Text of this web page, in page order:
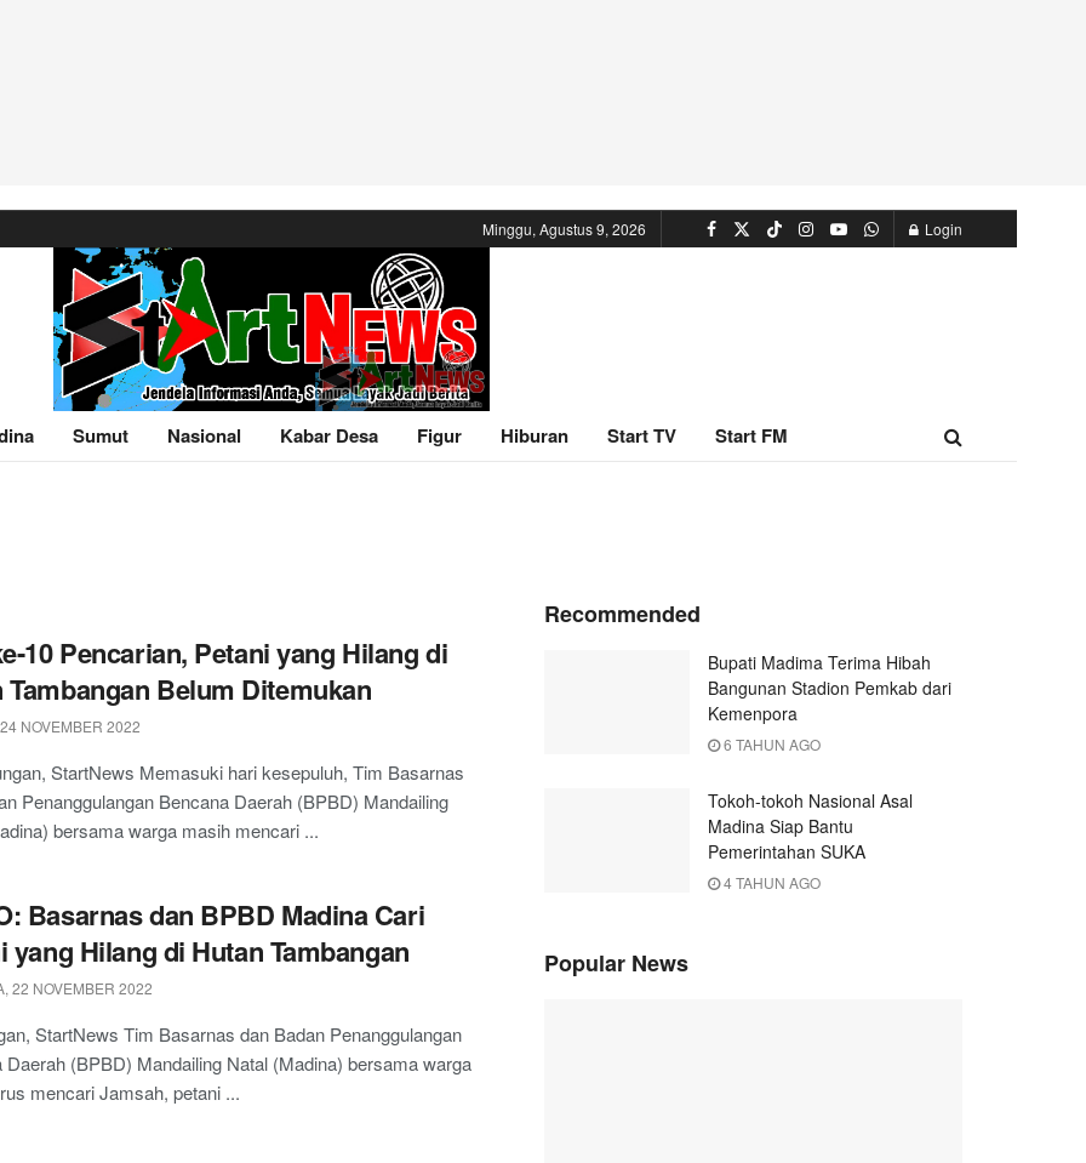
Minggu, Agustus 9, 2026 Login
Sumut Nasional Kabar Desa Figur Hiburan Start TV Start FM
10 Pencarian, Petani yang Hilang di
Tambangan Belum Ditemukan
NOVEMBER 2022
StartNews Memasuki hari kesepuluh, Tim Basarnas
Penanggulangan Bencana Daerah (BPBD) Mandailing
bersama warga masih mencari ...
Basarnas dan BPBD Madina Cari
yang Hilang di Hutan Tambangan
22 NOVEMBER 2022
StartNews Tim Basarnas dan Badan Penanggulangan
Daerah (BPBD) Mandailing Natal (Madina) bersama warga
mencari Jamsah, petani ...
Recommended
Bupati Madima Terima Hibah
Bangunan Stadion Pemkab dari
Kemenpora
6 TAHUN AGO
Tokoh-tokoh Nasional Asal
Madina Siap Bantu
Pemerintahan SUKA
4 TAHUN AGO
Popular News